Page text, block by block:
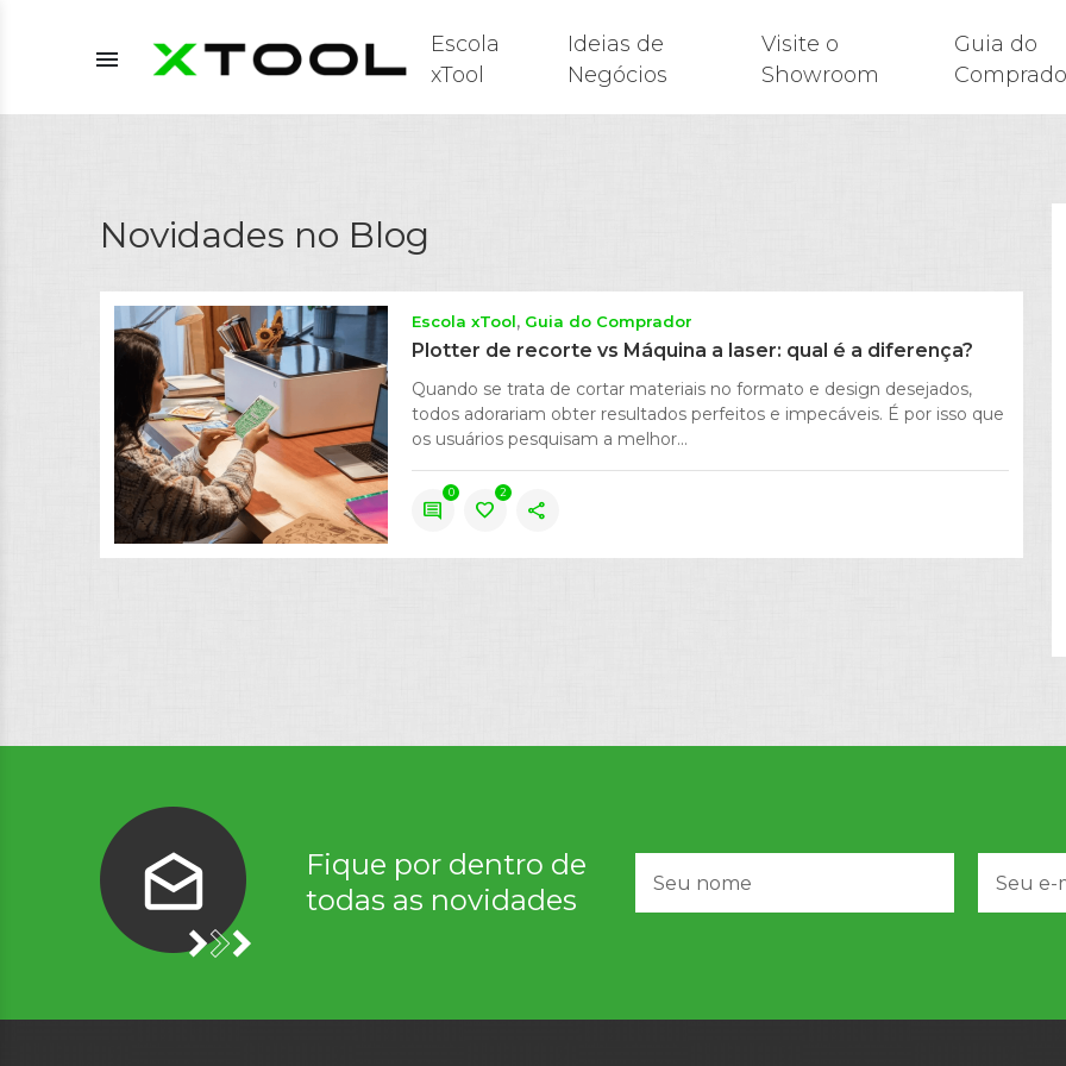
menu
Escola
xTool
Ideias de
Negócios
Visite o
Showroom
Guia do
Novidades no Blog
Escola xTool Guia do Comprador
Plotter de recorte vs Máquina a laser: qual é a diferença?
Quando se trata de cortar materiais no formato e design desejados,
todos adorariam obter resultados perfeitos e impecáveis. É por isso que
os usuários pesquisam a melhor...
comment
0
favorite
2
share
Fique por dentro de
todas as novidades